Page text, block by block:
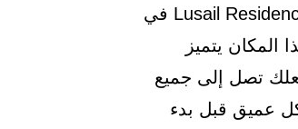
ركزت شركة مارجينز للتنمية الاستثمارية والعقارية على إنشاء مشروع Lusail Residence New Cairo في
المكان يتميز
تصل إلى جميع
عميق قبل بدء